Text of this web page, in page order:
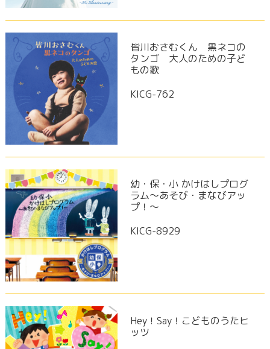
皆川おさむくん 黒ネコの
タンゴ 大人のための子ど
もの歌
KICG-762
幼・保・小 かけはしプログ
ラム～あそび・まなびアッ
プ！～
KICG-8929
Hey！Say！こどものうたヒ
ッツ